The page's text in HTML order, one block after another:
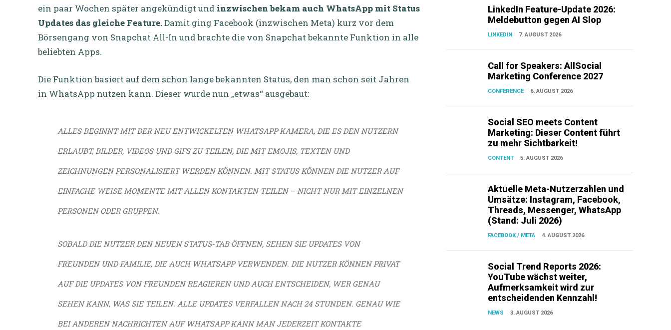
ein paar Wochen später angekündigt und inzwischen bekam auch WhatsApp mit Status
Updates das gleiche Feature.Damit ging Facebook (inzwischen Meta) kurz vor dem
Börsengang von Snapchat All-In und brachte die von Snapchat bekannte Funktion in alle
beliebten Apps.
Die Funktion basiert auf dem schon lange bekannten Status, den man schon seit Jahren
in WhatsApp nutzen kann. Dieser wurde nun „etwas“ ausgebaut:
ALLES BEGINNT MIT DER NEU ENTWICKELTEN WHATSAPP KAMERA, DIE ES DEN NUTZERN
ERLAUBT, BILDER, VIDEOS UND GIFS ZU TEILEN, DIE MIT EMOJIS, TEXTEN UND
ZEICHNUNGEN PERSONALISIERT WERDEN KÖNNEN. MIT STATUS KÖNNEN DIE NUTZER AUF
EINFACHE WEISE MOMENTE MIT ALLEN KONTAKTEN TEILEN – NICHT NUR MIT EINZELNEN
PERSONEN ODER GRUPPEN.
SOBALD DIE NUTZER DEN NEUEN STATUS-TAB ÖFFNEN, SEHEN SIE UPDATES VON
FREUNDEN UND FAMILIE, DIE AUCH WHATSAPP VERWENDEN. DIE NUTZER KÖNNEN PRIVAT
AUF DIE UPDATES VON FREUNDEN REAGIEREN UND AUCH ENTSCHEIDEN, WER GENAU
SEHEN KANN, WAS SIE TEILEN. ALLE UPDATES VERFALLEN NACH 24 STUNDEN. GENAU WIE
BEI ANDEREN NACHRICHTEN AUF WHATSAPP KANN MAN JEDERZEIT KONTAKTE
LinkedIn Feature-Update 2026:
Meldebutton gegen AI Slop
LINKEDIN 7. AUGUST 2026
Call for Speakers: AllSocial
Marketing Conference 2027
CONFERENCE 6. AUGUST 2026
Social SEO meets Content
Marketing: Dieser Content führt
zu mehr Sichtbarkeit!
CONTENT 5. AUGUST 2026
Aktuelle Meta-Nutzerzahlen und
Umsätze: Instagram, Facebook,
Threads, Messenger, WhatsApp
(Stand: Juli 2026)
FACEBOOK / META 4. AUGUST 2026
Social Trend Reports 2026:
YouTube wächst weiter,
Aufmerksamkeit wird zur
entscheidenden Kennzahl!
NEWS 3. AUGUST 2026